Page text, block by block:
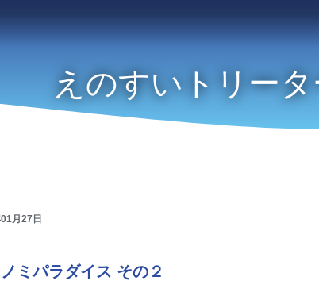
えのすいトリー
月27日
ミパラダイス その２